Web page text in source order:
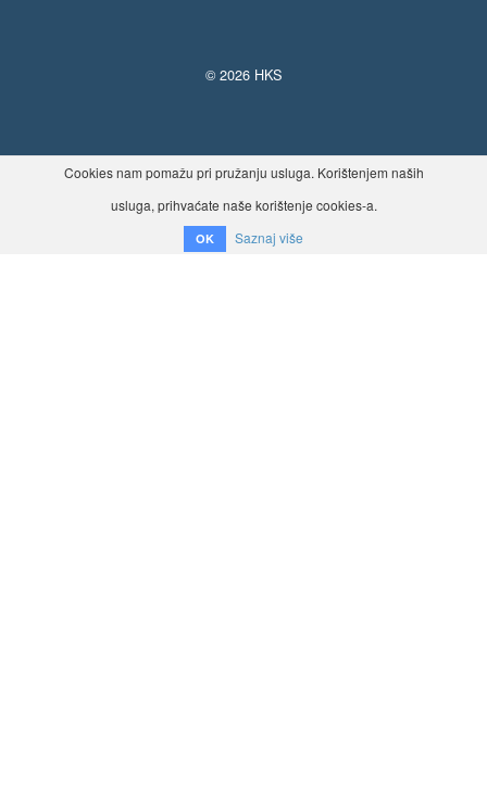
© 2026 HKS
Cookies nam pomažu pri pružanju usluga. Korištenjem naših
usluga, prihvaćate naše korištenje cookies-a.
OK Saznaj više